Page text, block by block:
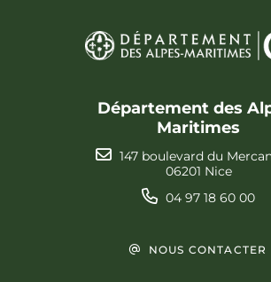
Département des
Maritimes
147 boulevard du
06201 Nice
04 97 18 60 00
NOUS CONTACTER